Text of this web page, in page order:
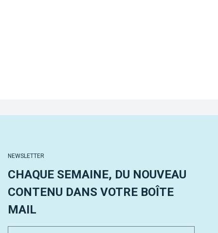
NEWSLETTER
CHAQUE SEMAINE, DU NOUVEAU
CONTENU DANS VOTRE BOÎTE
MAIL